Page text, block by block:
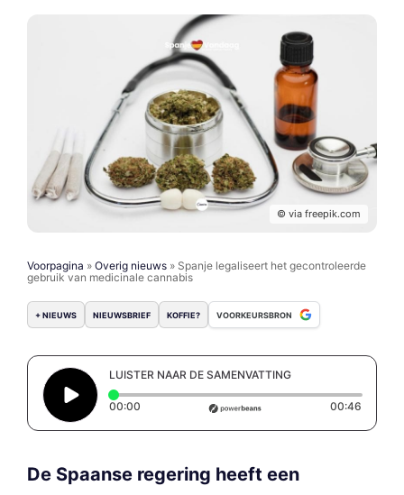
© via freepik.com
Voorpagina » Overig nieuws » Spanje legaliseert het gecontroleerde
gebruik van medicinale cannabis
+ NIEUWS NIEUWSBRIEF KOFFIE? VOORKEURSBRON
LUISTER NAAR DE SAMENVATTING
00:00 Elapsed time: 0 seconds 00:46
De Spaanse regering heeft een